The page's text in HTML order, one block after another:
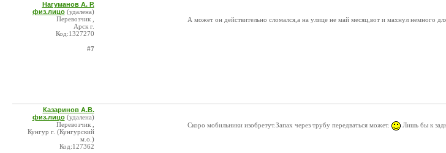
Нагуманов А. Р.
физ.лицо (удалена)
Перевозчик ,
Арск г.
Код:1327270
#7
А может он действительно сломался,а на улице не май месяц,вот и махнул немного
Казаринов А.В.
физ.лицо (удалена)
Перевозчик ,
Кунгур г. (Кунгурский
м.о.)
Код:127362
Скоро мобильники изобретут.Запах через трубу передваться может. Лишь бы к